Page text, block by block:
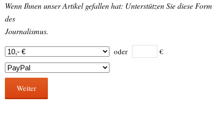
Wenn Ihnen unser Artikel gefallen hat: Unterstützen Sie diese Form
des
Journalismus.
oder €
Weiter